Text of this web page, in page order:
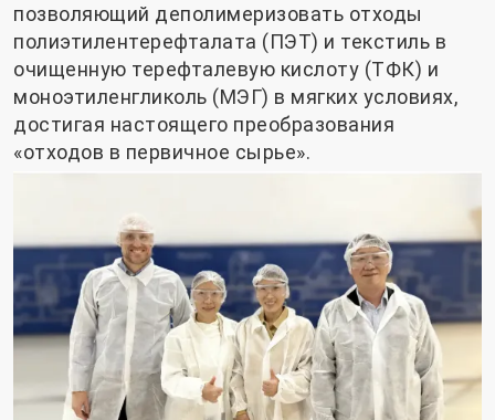
позволяющий деполимеризовать отходы
полиэтилентерефталата (ПЭТ) и текстиль в
очищенную терефталевую кислоту (ТФК) и
моноэтиленгликоль (МЭГ) в мягких условиях,
достигая настоящего преобразования
«отходов в первичное сырье».